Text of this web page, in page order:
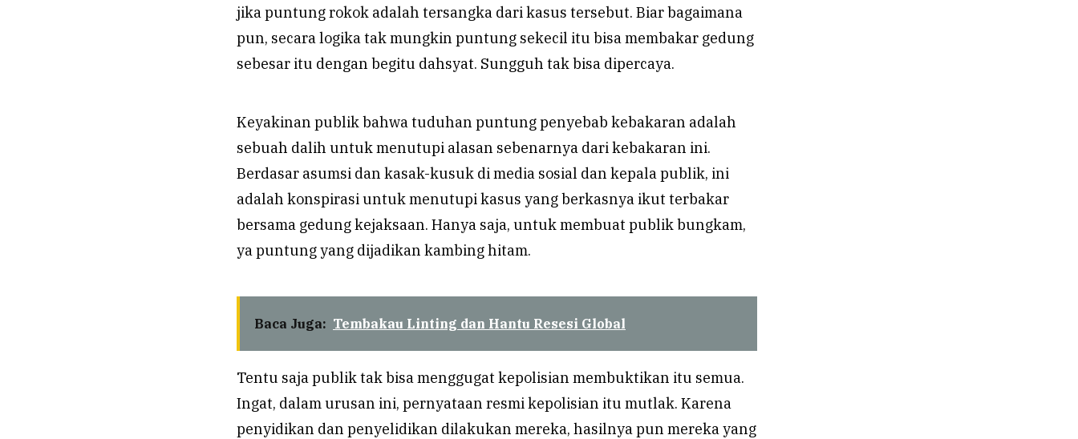
jika puntung rokok adalah tersangka dari kasus tersebut. Biar bagaimana
pun, secara logika tak mungkin puntung sekecil itu bisa membakar gedung
sebesar itu dengan begitu dahsyat. Sungguh tak bisa dipercaya.
Keyakinan publik bahwa tuduhan puntung penyebab kebakaran adalah
sebuah dalih untuk menutupi alasan sebenarnya dari kebakaran ini.
Berdasar asumsi dan kasak-kusuk di media sosial dan kepala publik, ini
adalah konspirasi untuk menutupi kasus yang berkasnya ikut terbakar
bersama gedung kejaksaan. Hanya saja, untuk membuat publik bungkam,
ya puntung yang dijadikan kambing hitam.
Baca Juga: Tembakau Linting dan Hantu Resesi Global
Tentu saja publik tak bisa menggugat kepolisian membuktikan itu semua.
Ingat, dalam urusan ini, pernyataan resmi kepolisian itu mutlak. Karena
penyidikan dan penyelidikan dilakukan mereka, hasilnya pun mereka yang